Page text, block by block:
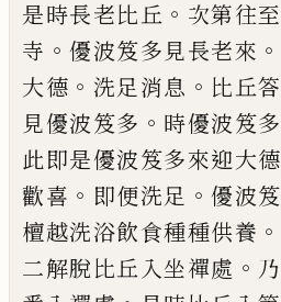
是時長老比丘 。 次第往
寺 。優波笈多見長老來 。
大德 。 洗足消息 。 比丘
見優波笈多 。 時優波笈
此即是優波笈多來迎大德
歡喜 。 即便洗足 。優波
檀越洗浴飲食種種供養 。
二解脫比丘入坐禪處 。